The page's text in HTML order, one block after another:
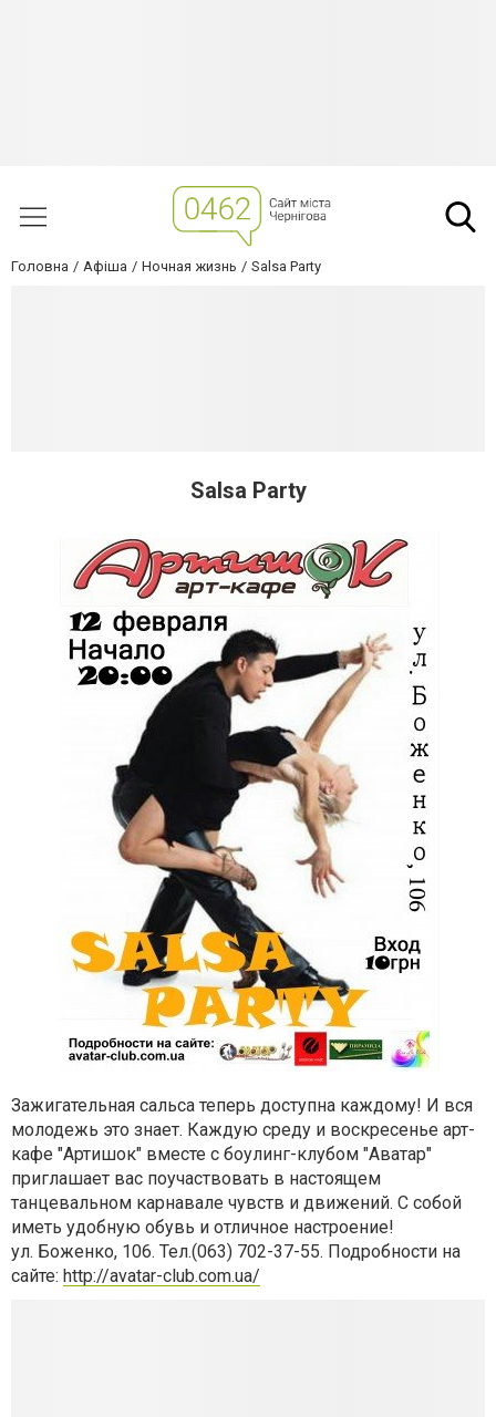
Головна Афіша Ночная жизнь Salsa Party
Salsa Party
Зажигательная сальса теперь доступна каждому! И вся
молодежь это знает. Каждую среду и воскресенье арт-
кафе "Артишок" вместе с боулинг-клубом "Аватар"
приглашает вас поучаствовать в настоящем
танцевальном карнавале чувств и движений. С собой
иметь удобную обувь и отличное настроение!
ул. Боженко, 106. Тел.(063) 702-37-55. Подробности на
сайте: http://avatar-club.com.ua/